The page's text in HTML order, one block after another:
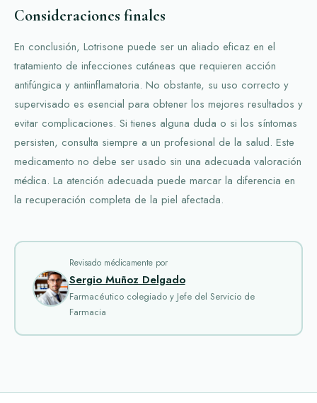
Consideraciones finales
En conclusión, Lotrisone puede ser un aliado eficaz en el
tratamiento de infecciones cutáneas que requieren acción
antifúngica y antiinflamatoria. No obstante, su uso correcto y
supervisado es esencial para obtener los mejores resultados y
evitar complicaciones. Si tienes alguna duda o si los síntomas
persisten, consulta siempre a un profesional de la salud. Este
medicamento no debe ser usado sin una adecuada valoración
médica. La atención adecuada puede marcar la diferencia en
la recuperación completa de la piel afectada.
Revisado médicamente por
Sergio Muñoz Delgado
Farmacéutico colegiado y Jefe del Servicio de
Farmacia